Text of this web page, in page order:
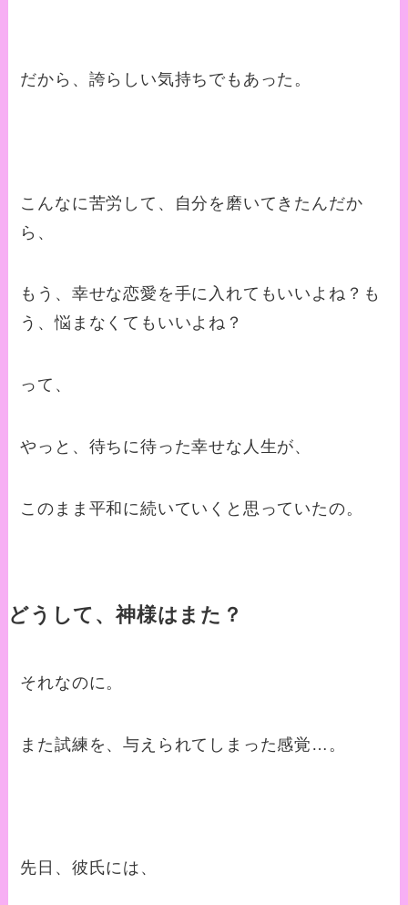
だから、誇らしい気持ちでもあった。
こんなに苦労して、自分を磨いてきたんだか
ら、
もう、幸せな恋愛を手に入れてもいいよね？も
う、悩まなくてもいいよね？
って、
やっと、待ちに待った幸せな人生が、
このまま平和に続いていくと思っていたの。
どうして、神様はまた？
それなのに。
また試練を、与えられてしまった感覚…。
先日、彼氏には、